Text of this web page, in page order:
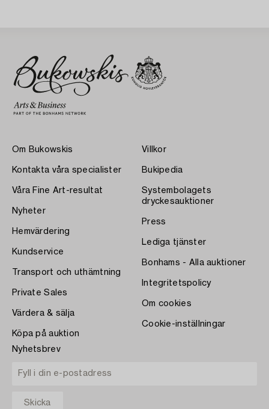
Om Bukowskis
Kontakta våra specialister
Våra Fine Art-resultat
Nyheter
Hemvärdering
Kundservice
Transport och uthämtning
Private Sales
Värdera & sälja
Köpa på auktion
Villkor
Bukipedia
Systembolagets
dryckesauktioner
Press
Lediga tjänster
Bonhams - Alla auktioner
Integritetspolicy
Om cookies
Cookie-inställningar
Nyhetsbrev